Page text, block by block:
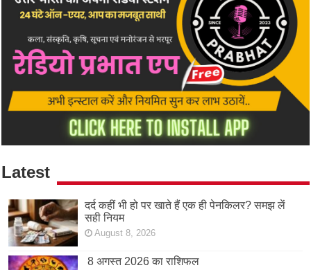
Latest
दर्द कहीं भी हो पर खाते हैं एक ही पेनकिलर? समझ लें
सही नियम
August 8, 2026
8 अगस्त 2026 का राशिफल